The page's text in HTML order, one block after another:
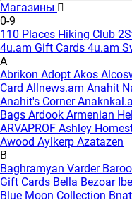
Магазины
0-9
110 Places Hiking Club
4u.am Gift Cards 4u.am
A
Abrikon Adopt Akos
Card Allnews.am Anahit
Anahit's Corner
Bags Ardook Armenian
ARVAPROF Ashley
Awood Aylkerp Azatazen
B
Baghramyan Varder
Gift Cards Bella Bezoar
Blue Moon Collection